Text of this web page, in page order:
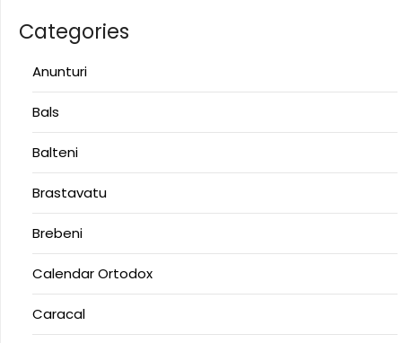
Categories
Anunturi
Bals
Balteni
Brastavatu
Brebeni
Calendar Ortodox
Caracal